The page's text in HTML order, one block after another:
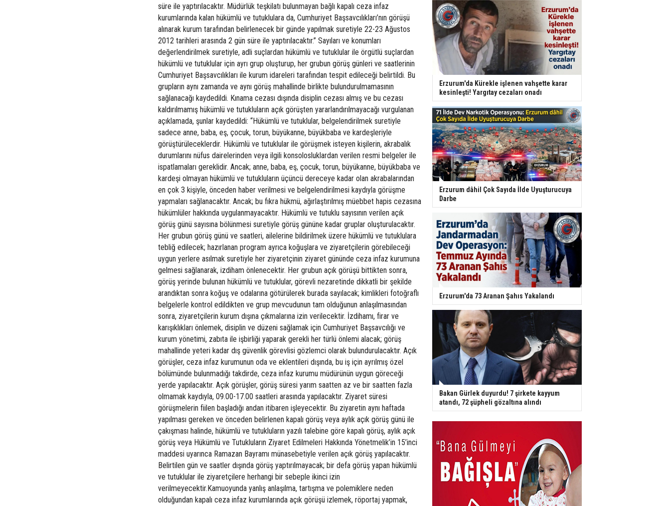
süre ile yaptırılacaktır. Müdürlük teşkilatı bulunmayan bağlı kapalı ceza infaz
kurumlarında kalan hükümlü ve tutuklulara da, Cumhuriyet Başsavcılıkları’nın görüşü
alınarak kurum tarafından belirlenecek bir günde yapılmak suretiyle 22-23 Ağustos
2012 tarihleri arasında 2 gün süre ile yaptırılacaktır.” Sayıları ve konumları
değerlendirilmek suretiyle, adli suçlardan hükümlü ve tutuklular ile örgütlü suçlardan
hükümlü ve tutuklular için ayrı grup oluşturup, her grubun görüş günleri ve saatlerinin
Cumhuriyet Başsavcılıkları ile kurum idareleri tarafından tespit edileceği belirtildi. Bu
grupların aynı zamanda ve aynı görüş mahallinde birlikte bulundurulmamasının
sağlanacağı kaydedildi. Kınama cezası dışında disiplin cezası almış ve bu cezası
kaldırılmamış hükümlü ve tutukluların açık görüşten yararlandırılmayacağı vurgulanan
açıklamada, şunlar kaydedildi: “Hükümlü ve tutuklular, belgelendirilmek suretiyle
sadece anne, baba, eş, çocuk, torun, büyükanne, büyükbaba ve kardeşleriyle
görüştürüleceklerdir. Hükümlü ve tutuklular ile görüşmek isteyen kişilerin, akrabalık
durumlarını nüfus dairelerinden veya ilgili konsolosluklardan verilen resmi belgeler ile
ispatlamaları gereklidir. Ancak; anne, baba, eş, çocuk, torun, büyükanne, büyükbaba ve
kardeşi olmayan hükümlü ve tutukluların üçüncü dereceye kadar olan akrabalarından
en çok 3 kişiyle, önceden haber verilmesi ve belgelendirilmesi kaydıyla görüşme
yapmaları sağlanacaktır. Ancak; bu fıkra hükmü, ağırlaştırılmış müebbet hapis cezasına
hükümlüler hakkında uygulanmayacaktır. Hükümlü ve tutuklu sayısının verilen açık
görüş günü sayısına bölünmesi suretiyle görüş gününe kadar gruplar oluşturulacaktır.
Her grubun görüş günü ve saatleri, ailelerine bildirilmek üzere hükümlü ve tutuklulara
tebliğ edilecek; hazırlanan program ayrıca koğuşlara ve ziyaretçilerin görebileceği
uygun yerlere asılmak suretiyle her ziyaretçinin ziyaret gününde ceza infaz kurumuna
gelmesi sağlanarak, izdiham önlenecektir. Her grubun açık görüşü bittikten sonra,
görüş yerinde bulunan hükümlü ve tutuklular, görevli nezaretinde dikkatli bir şekilde
arandıktan sonra koğuş ve odalarına götürülerek burada sayılacak; kimlikleri fotoğraflı
belgelerle kontrol edildikten ve grup mevcudunun tam olduğunun anlaşılmasından
sonra, ziyaretçilerin kurum dışına çıkmalarına izin verilecektir. İzdihamı, firar ve
karışıklıkları önlemek, disiplin ve düzeni sağlamak için Cumhuriyet Başsavcılığı ve
kurum yönetimi, zabıta ile işbirliği yaparak gerekli her türlü önlemi alacak; görüş
mahallinde yeteri kadar dış güvenlik görevlisi gözlemci olarak bulundurulacaktır. Açık
görüşler, ceza infaz kurumunun oda ve eklentileri dışında, bu iş için ayrılmış özel
bölümünde bulunmadığı takdirde, ceza infaz kurumu müdürünün uygun göreceği
yerde yapılacaktır. Açık görüşler, görüş süresi yarım saatten az ve bir saatten fazla
olmamak kaydıyla, 09.00-17.00 saatleri arasında yapılacaktır. Ziyaret süresi
görüşmelerin fiilen başladığı andan itibaren işleyecektir. Bu ziyaretin aynı haftada
yapılması gereken ve önceden belirlenen kapalı görüş veya aylık açık görüş günü ile
çakışması halinde, hükümlü ve tutukluların yazılı talebine göre kapalı görüş, aylık açık
görüş veya Hükümlü ve Tutukluların Ziyaret Edilmeleri Hakkında Yönetmelik’in 15’inci
maddesi uyarınca Ramazan Bayramı münasebetiyle verilen açık görüş yapılacaktır.
Belirtilen gün ve saatler dışında görüş yaptırılmayacak; bir defa görüş yapan hükümlü
ve tutuklular ile ziyaretçilere herhangi bir sebeple ikinci izin
verilmeyecektir.Kamuoyunda yanlış anlaşılma, tartışma ve polemiklere neden
olduğundan kapalı ceza infaz kurumlarında açık görüşü izlemek, röportaj yapmak,
Erzurum'da Kürekle işlenen vahşette karar
kesinleşti! Yargıtay cezaları onadı
Erzurum dâhil Çok Sayıda İlde Uyuşturucuya
Darbe
Erzurum'da 73 Aranan Şahıs Yakalandı
Bakan Gürlek duyurdu! 7 şirkete kayyum
atandı, 72 şüpheli gözaltına alındı